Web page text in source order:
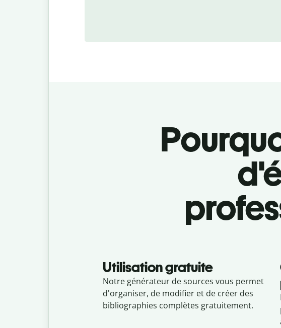
Utilisation gratuite
Notre générateur de sources vous permet
d'organiser, de modifier et de créer des
bibliographies complètes gratuitement.